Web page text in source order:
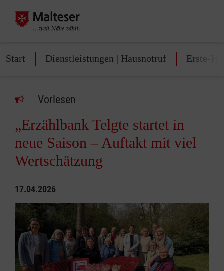
Start Dienstleistungen | Hausnotruf Erste-
Vorlesen
„Erzählbank Telgte startet in
neue Saison – Auftakt mit viel
Wertschätzung
17.04.2026